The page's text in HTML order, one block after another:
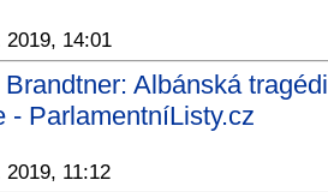
2019, 14:01
Albánská
- ParlamentníListy.cz
2019, 11:12